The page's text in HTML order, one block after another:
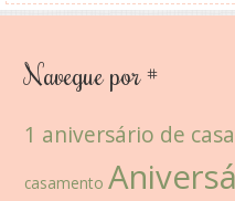
Navegue por #
1 aniversário de
casamento